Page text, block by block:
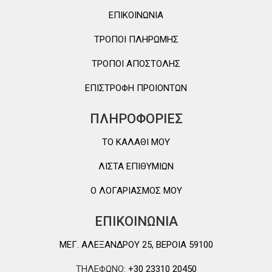
ΕΠΙΚΟΙΝΩΝΙΑ
ΤΡΟΠΟΙ ΠΛΗΡΩΜΗΣ
ΤΡΟΠΟΙ ΑΠΟΣΤΟΛΗΣ
ΕΠΙΣΤΡΟΦΗ ΠΡΟΙΟΝΤΩΝ
ΠΛΗΡΟΦΟΡΙΕΣ
TO ΚΑΛΑΘΙ MOY
ΛΙΣΤΑ ΕΠΙΘΥΜΙΩΝ
Ο ΛΟΓΑΡΙΑΣΜΟΣ ΜΟΥ
ΕΠΙΚΟΙΝΩΝΙΑ
ΜΕΓ. ΑΛΕΞΑΝΔΡΟΥ 25, ΒΕΡΟΙΑ 59100
ΤΗΛΕΦΩΝΟ: +30 23310 20450